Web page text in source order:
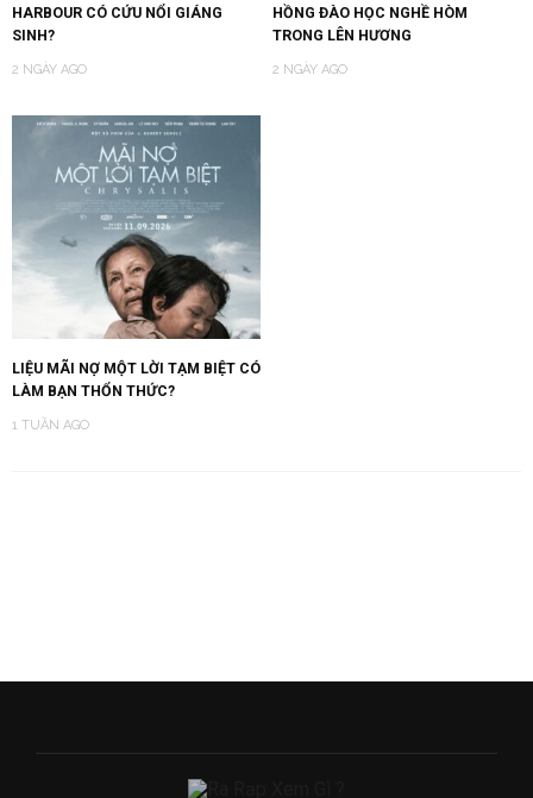
HARBOUR CÓ CỨU NỔI GIÁNG
SINH?
2 NGÀY AGO
HỒNG ĐÀO HỌC NGHỀ HÒM
TRONG LÊN HƯƠNG
2 NGÀY AGO
LIỆU MÃI NỢ MỘT LỜI TẠM BIỆT CÓ
LÀM BẠN THỔN THỨC?
1 TUẦN AGO